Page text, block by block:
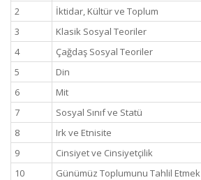
2
İktidar, Kültür ve Toplum
3
Klasik Sosyal Teoriler
4
Çağdaş Sosyal Teoriler
5
Din
6
Mit
7
Sosyal Sınıf ve Statü
8
Irk ve Etnisite
9
Cinsiyet ve Cinsiyetçilik
10
Günümüz Toplumunu Tahlil Etmek